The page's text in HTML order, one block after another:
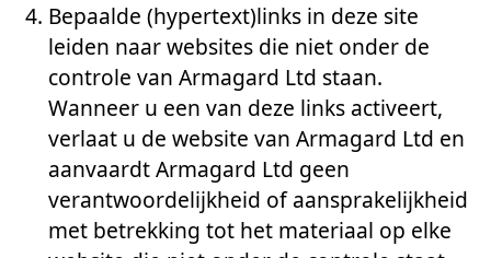
Bepaalde (hypertext)links in deze site
leiden naar websites die niet onder de
controle van Armagard Ltd staan.
Wanneer u een van deze links activeert,
verlaat u de website van Armagard Ltd en
aanvaardt Armagard Ltd geen
verantwoordelijkheid of aansprakelijkheid
met betrekking tot het materiaal op elke